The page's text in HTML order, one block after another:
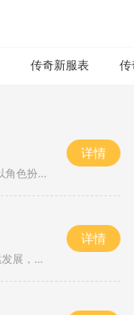
传奇新服表 传
宠物版传奇手游是一款全新的2D游戏，以角色扮演为核心玩法，采用了万人在线和玩家互动的机制。这款游戏以传奇为题材，将经典的传奇剧情和玩法重新呈现给玩家，让他们可以体验到极限攻速刀刀爆和满屏光柱的刺激感受。传奇作为一款经典的游戏，在很多玩家心中都有着特殊的地位。宠物版传奇手游延续了传奇游戏的核心玩法，给玩家提供了一个自由度极高的游戏环境。玩家可以选择不同的职业角色，如战士、法师、道士等，每个职业都有各自独特的技能和特点，让玩家可以根据自己的喜好选择合适的职业进行游戏。在宠物版传奇...
详情
传奇手游发布网址随着移动互联网的迅猛发展，手游行业蓬勃发展，成为人们生活中不可或缺的一部分。而其中最为经典和受欢迎的手游之一便是传奇手游。只要是游戏爱好者，尤其是有一定年龄的玩家，在谈论到手游时，必然会提及传奇手游。为了更好地服务玩家，传奇手游发布了官方网站，提供最新信息和丰富的玩法介绍。作为一款传统的角色扮演类手游，传奇手游吸引了大量的忠实玩家。它继承了经典的传奇游戏的基础，加入了更多新的元素和玩法，为玩家打造一个全新的游戏世界。在传奇手游中，玩家可以选择不同的职业...
详情